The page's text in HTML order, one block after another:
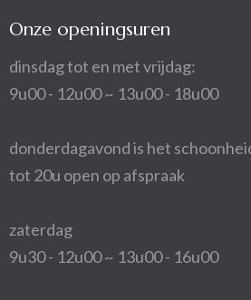
Onze openingsuren
dinsdag tot en met vrijdag:
9u00 - 12u00 ~ 13u00 - 18u00
donderdagavond is het
tot 20u open op afspraak
zaterdag
9u30 - 12u00 ~ 13u00 - 16u00